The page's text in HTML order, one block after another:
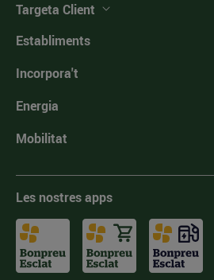
Targeta Client
Establiments
Incorpora't
Energia
Mobilitat
Les nostres apps